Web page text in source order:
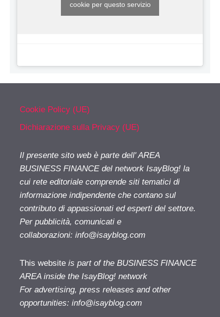
cookie per questo servizio
Cookie Policy (UE)
Dichiarazione sulla Privacy (UE)
Il presente sito web è parte dell' AREA
BUSINESS FINANCE del network IsayBlog! la
cui rete editoriale comprende siti tematici di
informazione indipendente che contano sul
contributo di appassionati ed esperti del settore.
Per pubblicità, comunicati e
collaborazioni: info@isayblog.com
This website is part of the BUSINESS FINANCE
AREA inside the IsayBlog! network
For advertising, press releases and other
opportunities: info@isayblog.com